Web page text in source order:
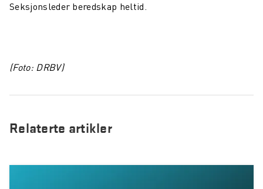
Seksjonsleder beredskap heltid.
(Foto: DRBV)
Relaterte artikler